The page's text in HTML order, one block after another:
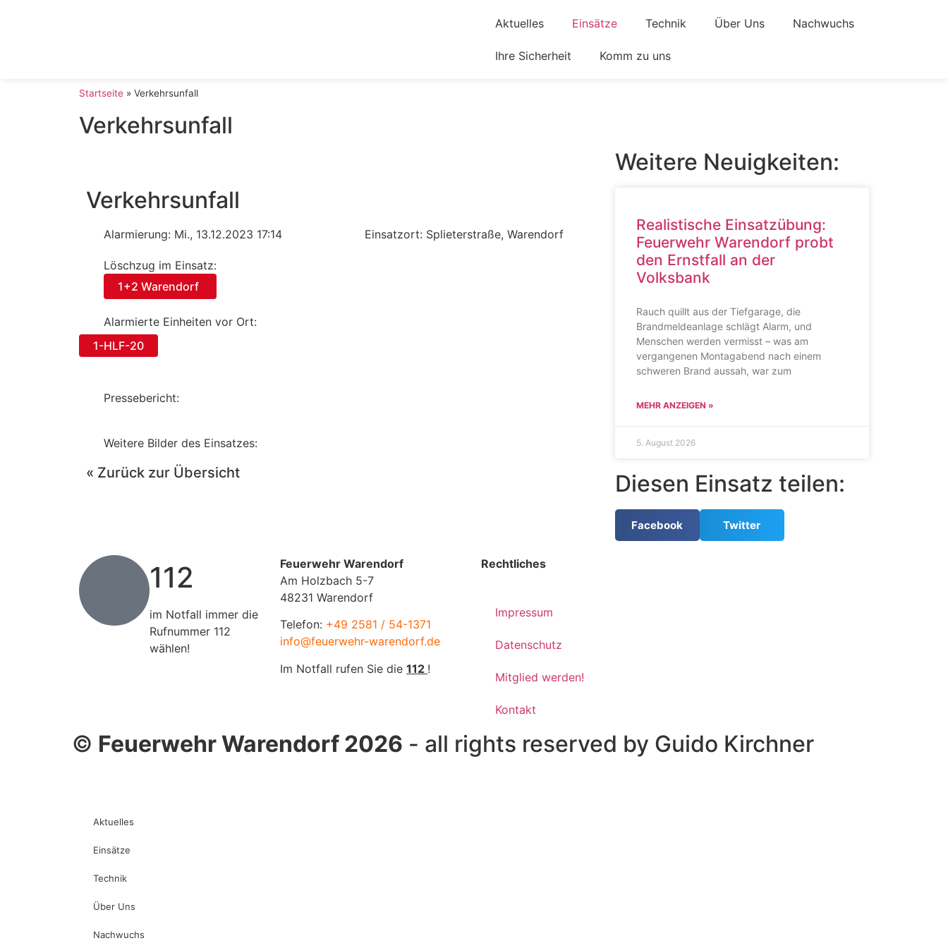
Aktuelles Einsätze Technik Über Uns Nachwuchs
Ihre Sicherheit Komm zu uns
Startseite » Verkehrsunfall
Verkehrsunfall
Verkehrsunfall
Alarmierung: Mi., 13.12.2023 17:14 Einsatzort: Splieterstraße, Warendorf
Löschzug im Einsatz:
1+2 Warendorf
Alarmierte Einheiten vor Ort:
1-HLF-20
Pressebericht:
Weitere Bilder des Einsatzes:
« Zurück zur Übersicht
Weitere Neuigkeiten:
Realistische Einsatzübung:
Feuerwehr Warendorf probt
den Ernstfall an der
Volksbank
Rauch quillt aus der Tiefgarage, die
Brandmeldeanlage schlägt Alarm, und
Menschen werden vermisst – was am
vergangenen Montagabend nach einem
schweren Brand aussah, war zum
MEHR ANZEIGEN »
5. August 2026
Diesen Einsatz teilen:
Facebook Twitter
112
im Notfall immer die
Rufnummer 112
wählen!
Feuerwehr Warendorf
Am Holzbach 5-7
48231 Warendorf
Telefon: +49 2581 / 54-1371
info@feuerwehr-warendorf.de
Im Notfall rufen Sie die 112 !
Rechtliches
Impressum
Datenschutz
Mitglied werden!
Kontakt
© Feuerwehr Warendorf 2026 - all rights reserved by Guido Kirchner
Aktuelles
Einsätze
Technik
Über Uns
Nachwuchs